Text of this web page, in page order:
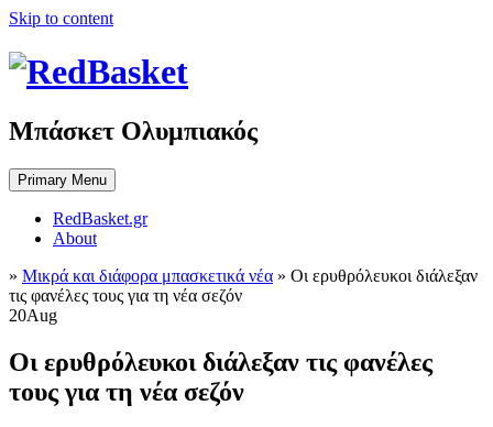
Skip to content
Μπάσκετ Ολυμπιακός
Primary Menu
RedBasket.gr
About
» Μικρά και διάφορα μπασκετικά νέα » Οι ερυθρόλευκοι διάλεξαν
τις φανέλες τους για τη νέα σεζόν
20Aug
Οι ερυθρόλευκοι διάλεξαν τις φανέλες
τους για τη νέα σεζόν